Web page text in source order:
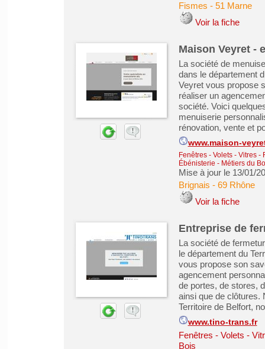
Fismes - 51 Marne
Voir la fiche
Maison Veyret -
La société de
dans le département
Veyret vous propose
réaliser un
société. Voici
menuiserie
rénovation, vente et
www.maison-
Fenêtres - Volets - Vitres -
Ébénisterie - Métiers du
Mise à jour le 13/01/
Brignais - 69 Rhône
Voir la fiche
Entreprise de
La société de
le département du
vous propose son
agencement
de portes, de stores,
ainsi que de clôtures.
Territoire de Belfort,
www.tino-trans.fr
Fenêtres - Volets -
Bois